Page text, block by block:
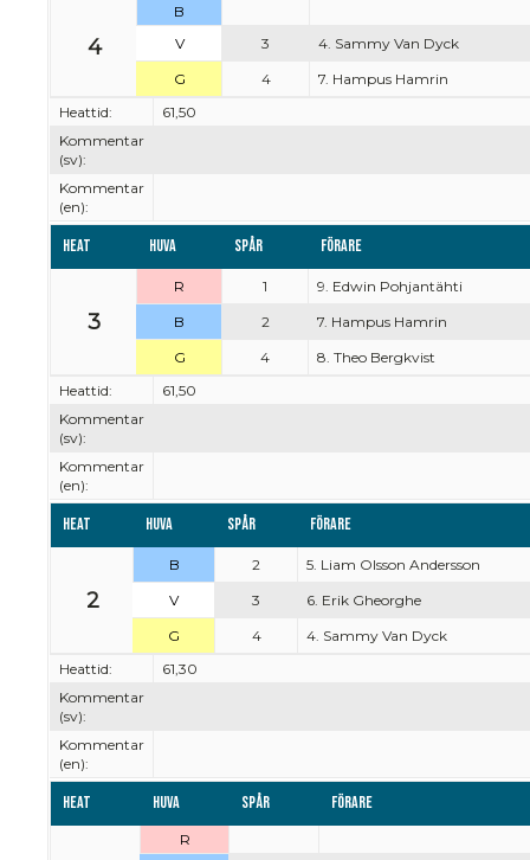
4
B
V
3
4. Sammy Van Dyck
G
4
7. Hampus Hamrin
Heattid:
61,50
Kommentar
(sv):
Kommentar
(en):
Heat Huva Spår Förare
3
R 1
9. Edwin Pohjantähti
B
2
7. Hampus Hamrin
G
4
8. Theo Bergkvist
Heattid:
61,50
Kommentar
(sv):
Kommentar
(en):
Heat Huva Spår Förare
2
B 2
5. Liam Olsson Andersson
V
3
6. Erik Gheorghe
G
4
4. Sammy Van Dyck
Heattid:
61,30
Kommentar
(sv):
Kommentar
(en):
Heat Huva Spår Förare
R